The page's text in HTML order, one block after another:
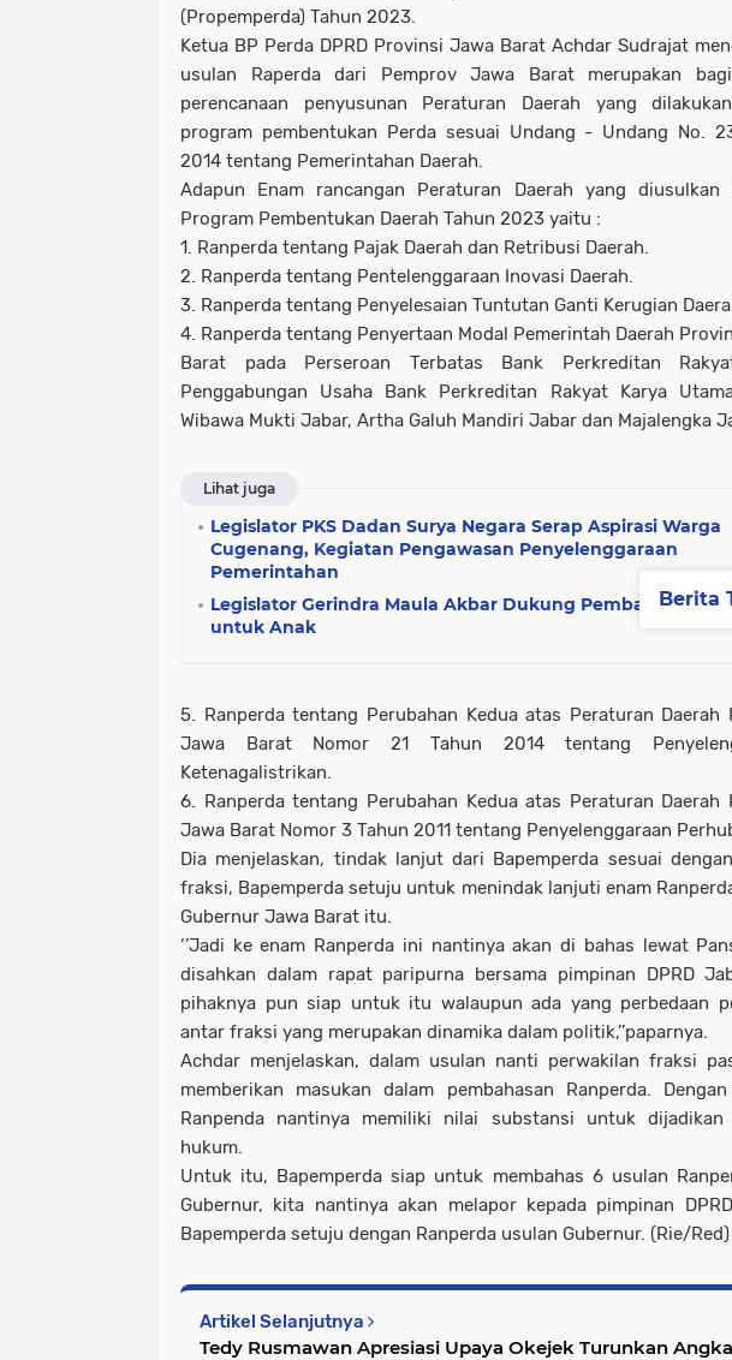
(Propemperda) Tahun 2023.
Ketua BP Perda DPRD Provinsi Jawa Barat Achdar Sudrajat
usulan Raperda dari Pemprov Jawa Barat merupakan
perencanaan penyusunan Peraturan Daerah yang
program pembentukan Perda sesuai Undang - Undang No.
2014 tentang Pemerintahan Daerah.
Adapun Enam rancangan Peraturan Daerah yang diusulkan
Program Pembentukan Daerah Tahun 2023 yaitu :
1. Ranperda tentang Pajak Daerah dan Retribusi Daerah.
2. Ranperda tentang Pentelenggaraan Inovasi Daerah.
3. Ranperda tentang Penyelesaian Tuntutan Ganti Kerugian
4. Ranperda tentang Penyertaan Modal Pemerintah Daerah
Barat pada Perseroan Terbatas Bank Perkreditan
Penggabungan Usaha Bank Perkreditan Rakyat Karya
Wibawa Mukti Jabar, Artha Galuh Mandiri Jabar dan Majalengka
Lihat juga
Legislator PKS Dadan Surya Negara Serap Aspirasi Warga
Cugenang, Kegiatan Pengawasan Penyelenggaraan
Pemerintahan
Legislator Gerindra Maula Akbar Dukung Pembatasan
untuk Anak
5. Ranperda tentang Perubahan Kedua atas Peraturan Daerah
Jawa Barat Nomor 21 Tahun 2014 tentang
Ketenagalistrikan.
6. Ranperda tentang Perubahan Kedua atas Peraturan Daerah
Jawa Barat Nomor 3 Tahun 2011 tentang Penyelenggaraan
Dia menjelaskan, tindak lanjut dari Bapemperda sesuai
fraksi, Bapemperda setuju untuk menindak lanjuti enam
Gubernur Jawa Barat itu.
‘’Jadi ke enam Ranperda ini nantinya akan di bahas lewat
disahkan dalam rapat paripurna bersama pimpinan DPRD
pihaknya pun siap untuk itu walaupun ada yang perbedaan
antar fraksi yang merupakan dinamika dalam politik,’’paparnya.
Achdar menjelaskan, dalam usulan nanti perwakilan fraksi
memberikan masukan dalam pembahasan Ranperda.
Ranpenda nantinya memiliki nilai substansi untuk dijadikan
hukum.
Untuk itu, Bapemperda siap untuk membahas 6 usulan
Gubernur, kita nantinya akan melapor kepada pimpinan
Bapemperda setuju dengan Ranperda usulan Gubernur. (Rie/Red)
Artikel Selanjutnya
Tedy Rusmawan Apresiasi Upaya Okejek Turunkan Angka
Berita